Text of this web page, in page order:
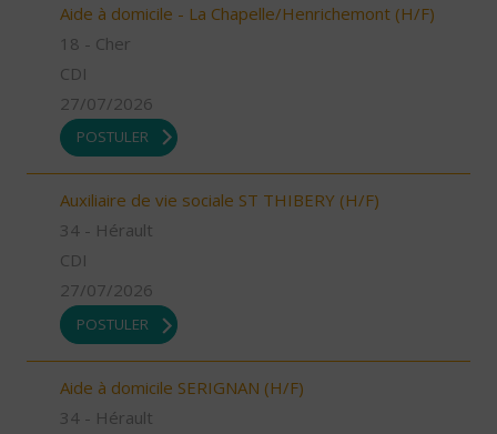
Aide à domicile - La Chapelle/Henrichemont (H/F)
18 - Cher
CDI
27/07/2026
POSTULER
Auxiliaire de vie sociale ST THIBERY (H/F)
34 - Hérault
CDI
27/07/2026
POSTULER
Aide à domicile SERIGNAN (H/F)
34 - Hérault